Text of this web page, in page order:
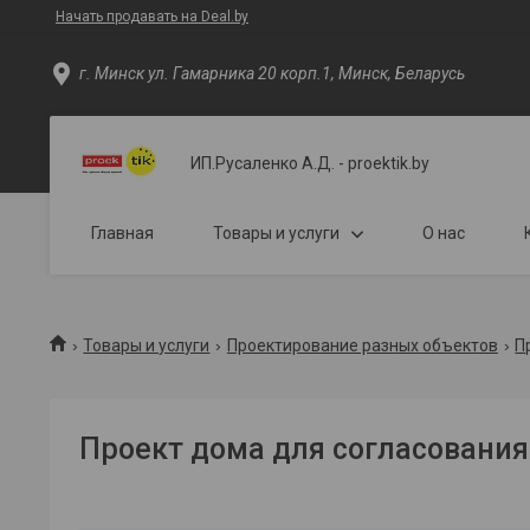
Начать продавать на Deal.by
г. Минск ул. Гамарника 20 корп.1, Минск, Беларусь
ИП.Русаленко А.Д. - proektik.by
Главная Товары и услуги О нас
Товары и услуги Проектирование разных объектов
Проект дома для